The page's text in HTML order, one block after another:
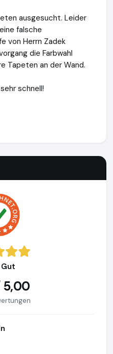
ausgesucht. Leider
falsche
von Herrn Zadek
die Farbwahl
Tapeten an der Wand.
schnell!
5,00